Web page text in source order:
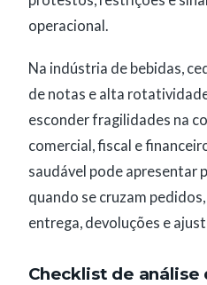
operacional.
Na indústria de bebidas,
de notas e alta
esconder fragilidades na
comercial, fiscal e
saudável pode apresentar
quando se cruzam
entrega, devoluções e
Checklist de